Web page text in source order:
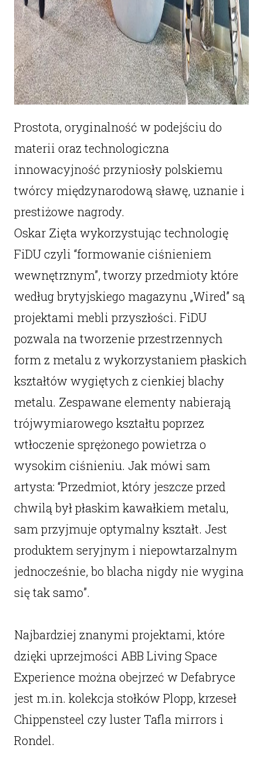
Prostota, oryginalność w podejściu do
materii oraz technologiczna
innowacyjność przyniosły polskiemu
twórcy międzynarodową sławę, uznanie i
prestiżowe nagrody.
Oskar Zięta wykorzystując technologię
FiDU czyli “formowanie ciśnieniem
wewnętrznym”, tworzy przedmioty które
według brytyjskiego magazynu „Wired” są
projektami mebli przyszłości. FiDU
pozwala na tworzenie przestrzennych
form z metalu z wykorzystaniem płaskich
kształtów wygiętych z cienkiej blachy
metalu. Zespawane elementy nabierają
trójwymiarowego kształtu poprzez
wtłoczenie sprężonego powietrza o
wysokim ciśnieniu. Jak mówi sam
artysta: “Przedmiot, który jeszcze przed
chwilą był płaskim kawałkiem metalu,
sam przyjmuje optymalny kształt. Jest
produktem seryjnym i niepowtarzalnym
jednocześnie, bo blacha nigdy nie wygina
się tak samo”.
Najbardziej znanymi projektami, które
dzięki uprzejmości ABB Living Space
Experience można obejrzeć w Defabryce
jest m.in. kolekcja stołków Plopp, krzeseł
Chippensteel czy luster Tafla mirrors i
Rondel.